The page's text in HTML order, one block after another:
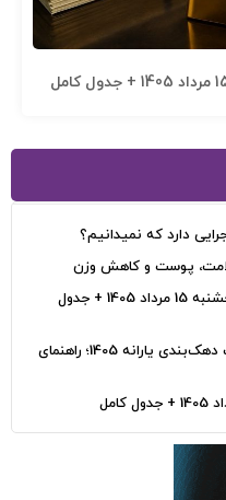
دارد که نمیدانیم؟
پوست و کاهش وزن
قیمت مرغ، ماهی و تخم مرغ امروز پنجشنبه 15 مرداد 1405 + جدول
استعلام کالابرگ الکترونیکی و وضعیت دهک‌بندی یارانه 1405؛ راهنمای